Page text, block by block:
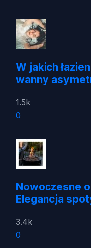
W jakich
wanny
1.5k
0
Nowoczesne
Elegancja
3.4k
0